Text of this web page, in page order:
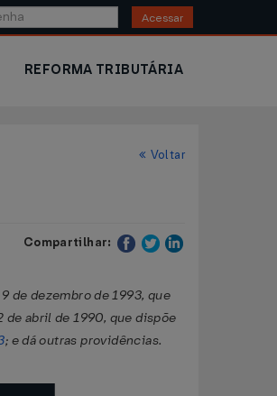
Acessar
REFORMA TRIBUTÁRIA
Voltar
Compartilhar:
de dezembro de 1993, que
abril de 1990, que dispõe
; e dá outras providências.